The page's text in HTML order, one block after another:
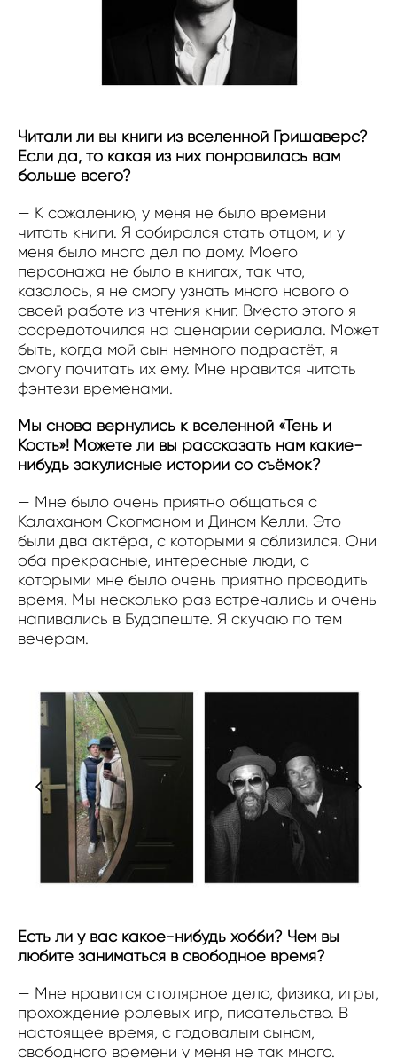
Читали ли вы книги из вселенной Гришаверс?
Если да, то какая из них понравилась вам
больше всего?
— К сожалению, у меня не было времени
читать книги. Я собирался стать отцом, и у
меня было много дел по дому. Моего
персонажа не было в книгах, так что,
казалось, я не смогу узнать много нового о
своей работе из чтения книг. Вместо этого я
сосредоточился на сценарии сериала. Может
быть, когда мой сын немного подрастёт, я
смогу почитать их ему. Мне нравится читать
фэнтези временами.
Мы снова вернулись к вселенной «Тень и
Кость»! Можете ли вы рассказать нам какие-
нибудь закулисные истории со съёмок?
— Мне было очень приятно общаться с
Калаханом Скогманом и Дином Келли. Это
были два актёра, с которыми я сблизился. Они
оба прекрасные, интересные люди, с
которыми мне было очень приятно проводить
время. Мы несколько раз встречались и очень
напивались в Будапеште. Я скучаю по тем
вечерам.
Есть ли у вас какое-нибудь хобби? Чем вы
любите заниматься в свободное время?
— Мне нравится столярное дело, физика, игры,
прохождение ролевых игр, писательство. В
настоящее время, с годовалым сыном,
свободного времени у меня не так много.